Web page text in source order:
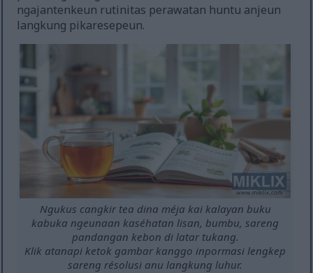
ngajantenkeun rutinitas perawatan huntu anjeun
langkung pikaresepeun.
Ngukus cangkir tea dina méja kai kalayan buku
kabuka ngeunaan kaséhatan lisan, bumbu, sareng
pandangan kebon di latar tukang.
Klik atanapi ketok gambar kanggo inpormasi lengkep
sareng résolusi anu langkung luhur.